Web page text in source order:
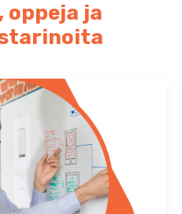
oppeja ja